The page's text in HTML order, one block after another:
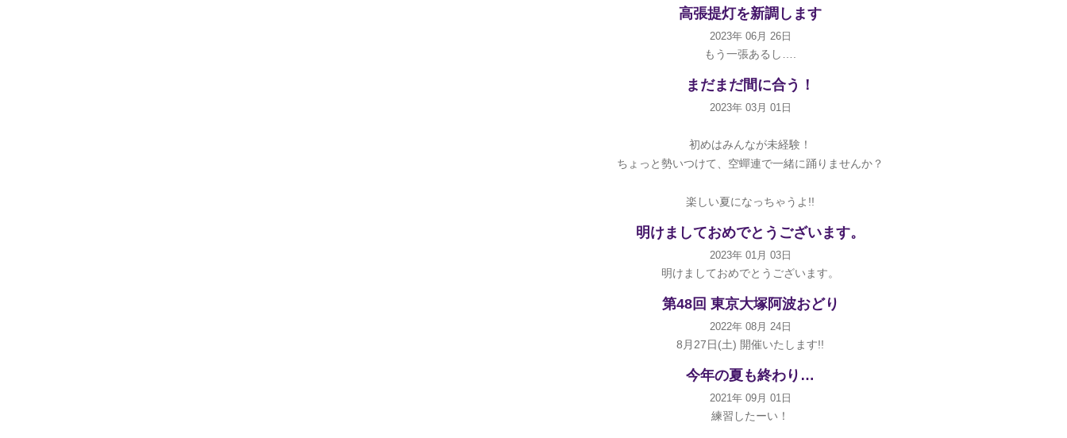
高張提灯を新調します
2023年 06月 26日
もう一張あるし….
まだまだ間に合う！
2023年 03月 01日
初めはみんなが未経験！
ちょっと勢いつけて、空蟬連で一緒に踊りませんか？
楽しい夏になっちゃうよ!!
明けましておめでとうございます。
2023年 01月 03日
明けましておめでとうございます。
第48回 東京大塚阿波おどり
2022年 08月 24日
8月27日(土) 開催いたします!!
今年の夏も終わり…
2021年 09月 01日
練習したーい！